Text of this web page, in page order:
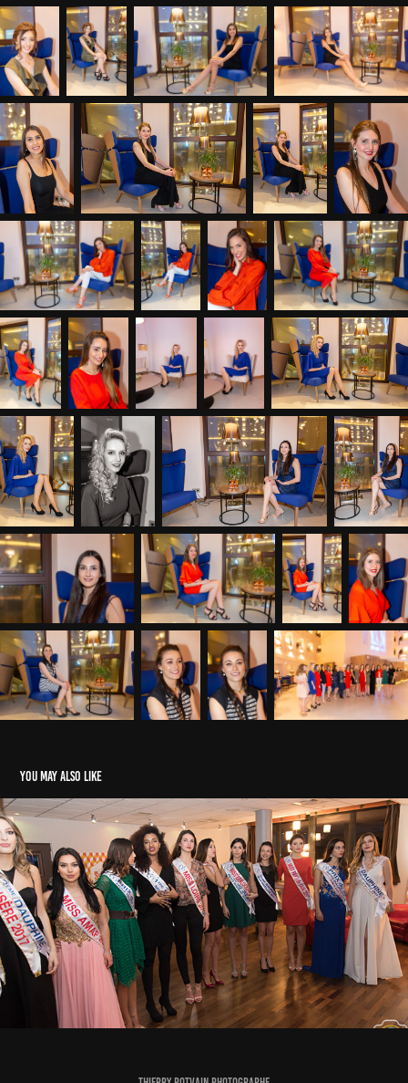
You may also like
Vœux du Comité Miss Rhône-Alpes 2018
2020